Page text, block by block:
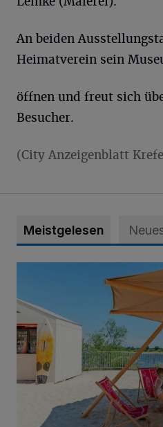
An beiden
Heimatverein sein
öffnen und freut sich
Besucher.
(City Anzeigenblatt
Meistgelesen
Die „Rhine Side“ geht in die